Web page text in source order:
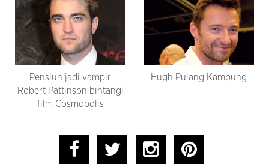
Pensiun jadi vampir
Robert Pattinson bintangi
film Cosmopolis
Hugh Pulang Kampung